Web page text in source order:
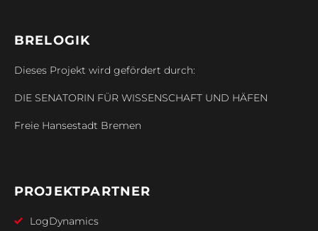
BRELOGIK
Dieses Projekt wird gefördert durch:
DIE SENATORIN FÜR WISSENSCHAFT UND HÄFEN
Freie Hansestadt Bremen
PROJEKTPARTNER
LogDynamics